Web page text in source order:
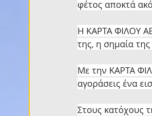
φέτος αποκτά
Η ΚΑΡΤΑ ΦΙΛΟΥ
της, η σημαία
Με την ΚΑΡΤΑ
αγοράσεις ένα
Στους κατόχους